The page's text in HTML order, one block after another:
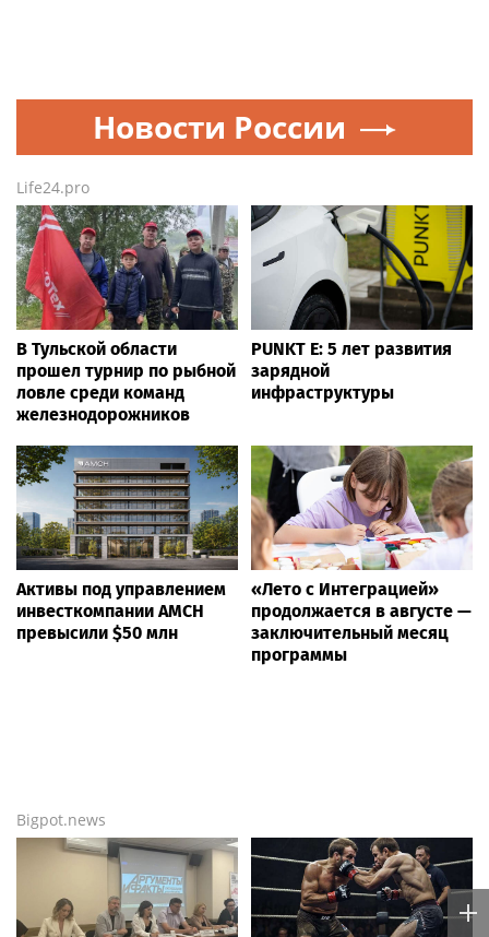
Новости России
Life24.pro
В Тульской области
прошел турнир по рыбной
ловле среди команд
железнодорожников
PUNKT E: 5 лет развития
зарядной
инфраструктуры
Активы под управлением
инвесткомпании AMCH
превысили $50 млн
«Лето с Интеграцией»
продолжается в августе —
заключительный месяц
программы
Bigpot.news